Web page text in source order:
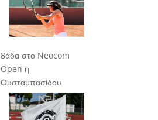
8άδα στο Neocom
Open η
Ουσταμπασίδου